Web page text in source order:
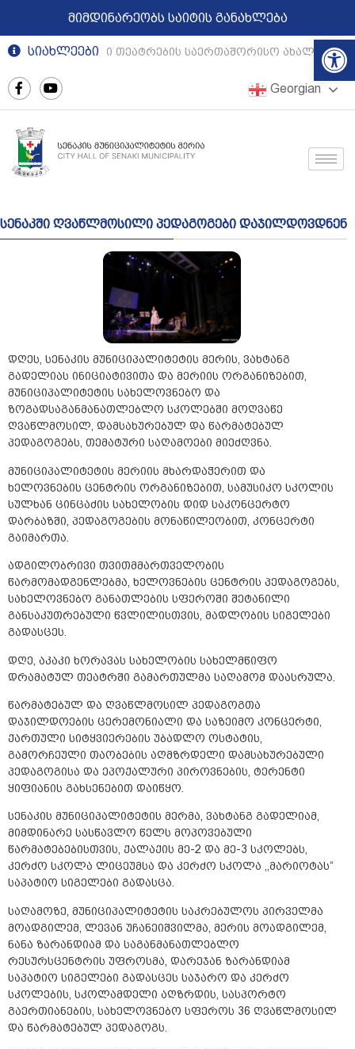
მიმდინარეობს საიტის განახლება
სიახლეები
რეგიონული თეატრების საერთაშორისო
Georgian
სენაკში ღვაწლმოსილი პედაგოგები დაჯილდოვდნენ
დღეს, სენაკის მუნიციპალიტეტის მერის, ვახტანგ
გადელიას ინიციატივითა და მერიის ორგანიზებით,
მუნიციპალიტეტის სახელოვნებო და
ზოგადსაგანმანათლებლო სკოლებში მოღვაწე
ღვაწლმოსილ, დამსახურებულ და წარმატებულ
პედაგოგებს, თემატური საღამოები მიეძღვნა.
მუნიციპალიტეტის მერიის მხარდაჭერით და
ხელოვნების ცენტრის ორგანიზებით, სამუსიკო სკოლის
სულხან ცინცაძის სახელობის დიდ საკონცერტო
დარბაზში, პედაგოგების მონაწილეობით, კონცერტი
გაიმართა.
ადგილობრივი თვითმმართველობის
წარმომადგენლებმა, ხელოვნების ცენტრის პედაგოგებს,
სახელოვნებო განათლების სფეროში შეტანილი
განსაკუთრებული წვლილისთვის, მადლობის სიგელები
გადასცეს.
დღე, აკაკი ხორავას სახელობის სახელმწიფო
დრამატულ თეატრში გამართულმა საღამომ დაასრულა.
წარმატებულ და ღვაწლმოსილ პედაგოგთა
დაჯილდოების ცერემონიალი და საზეიმო კონცერტი,
ქართული სიტყვიერების უბადლო ოსტატის,
გამორჩეული თაობების აღმზრდელი დამსახურებული
პედაგოგისა და ეპოქალური პიროვნების, ტერენტი
ყიფიანის გახსენებით დაიწყო.
სენაკის მუნიციპალიტეტის მერმა, ვახტანგ გადელიამ,
მიმდინარე სასწავლო წელს მოპოვებული
წარმატებებისთვის, ქალაქის მე-2 და მე-3 სკოლებს,
კერძო სკოლა ლიცეუმსა და კერძო სკოლა ,,მარიოტას“
საპატიო სიგელები გადასცა.
საღამოზე, მუნიციპალიტეტის საკრებულოს პირველმა
მოადგილემ, ლევან უჩანეიშვილმა, მერის მოადგილემ,
ნანა ზარანდიამ და საგანმანათლებლო
რესურსცენტრის უფროსმა, დარეჯან ზარანდიამ
საპატიო სიგელები გადასცეს საჯარო და კერძო
სკოლების, სკოლამდელი აღზრდის, სასპორტო
გაერთიანების, სახელოვნებო სფეროს 36 ღვაწლმოსილ
და წარმატებულ პედაგოგს.